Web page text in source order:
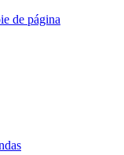
de página